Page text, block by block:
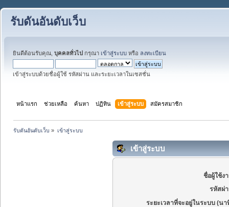
รับดันอันดับเว็บ
ยินดีต้อนรับคุณ, บุคคลทั่วไป กรุณา เข้าสู่ระบบ หรือ ลงทะเบียน
เข้าสู่ระบบด้วยชื่อผู้ใช้ รหัสผ่าน และระยะเวลาในเซสชั่น
หน้าแรก ช่วยเหลือ ค้นหา ปฏิทิน เข้าสู่ระบบ สมัครสมาชิก
รับดันอันดับเว็บ » เข้าสู่ระบบ
เข้าสู่ระบบ
ชื่อผู้ใช้ง
รหัสผ่
ระยะเวลาที่จะอยู่ในระบบ (นา